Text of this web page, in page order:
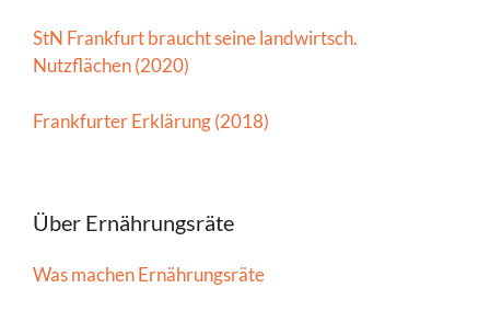
StN Frankfurt braucht seine landwirtsch.
Nutzflächen (2020)
Frankfurter Erklärung (2018)
Über Ernährungsräte
Was machen Ernährungsräte